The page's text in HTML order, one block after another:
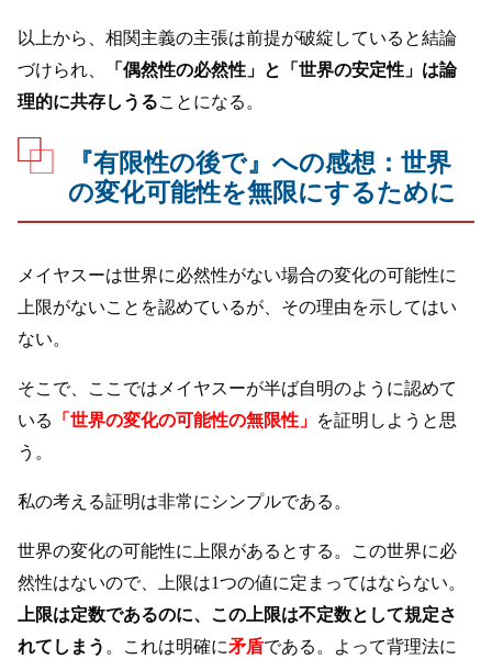
以上から、相関主義の主張は前提が破綻していると結論
づけられ、
「偶然性の必然性」と「世界の安定性」は論
理的に共存しうることになる。
『有限性の後で』への感想：世界
の変化可能性を無限にするために
メイヤスーは世界に必然性がない場合の変化の可能性に
上限がないことを認めているが、その理由を示してはい
ない。
そこで、ここではメイヤスーが半ば自明のように認めて
いる
「世界の変化の可能性の無限性」 を証明しようと思
う。
私の考える証明は非常にシンプルである。
世界の変化の可能性に上限があるとする。この世界に必
然性はないので、上限は1つの値に定まってはならない。
上限は定数であるのに、この上限は不定数として規定さ
れてしまう 。これは明確に矛盾である。よって背理法に